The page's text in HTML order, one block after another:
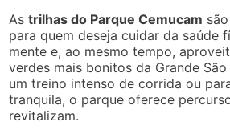
Astrilhas do Parque Cemucam
para quem deseja cuidar da saúde
mente e, ao mesmo tempo,
verdes mais bonitos da Grande São
um treino intenso de corrida ou
tranquila, o parque oferece
revitalizam.